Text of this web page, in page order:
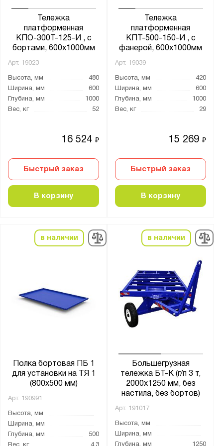
Тележка
платформенная
КПО-300Т-125-И , с
бортами, 600х1000мм
Арт. 19023
Высота, мм
480
Ширина, мм
600
Глубина, мм
1000
Вес, кг
52
16 524₽
Быстрый заказ
В корзину
Тележка
платформенная
КПТ-500-150-И , с
фанерой, 600х1000мм
Арт. 19039
Высота, мм
420
Ширина, мм
600
Глубина, мм
1000
Вес, кг
29
15 269₽
Быстрый заказ
В корзину
в наличии
Полка бортовая ПБ 1
для установки на ТЯ 1
(800x500 мм)
Арт. 190991
Высота, мм
Ширина, мм
Глубина, мм
500
в наличии
Большегрузная
тележка БТ-К (г/п 3 т,
2000x1250 мм, без
настила, без бортов)
Арт. 191017
Высота, мм
Ширина, мм
Глубина, мм
1250
Материал колёс:
Литые
Полиуретан
Тип колёс:
пневматические
500x1200
600x900
600х1200
650x1150
700х1250
800x500
800х1400